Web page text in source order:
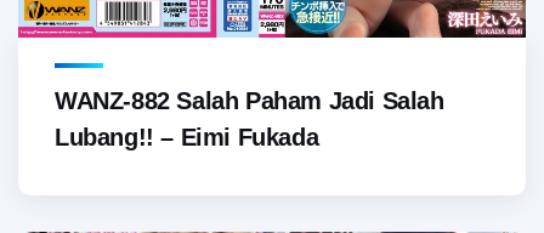
WANZ-882 Salah Paham Jadi Salah
Lubang!! – Eimi Fukada